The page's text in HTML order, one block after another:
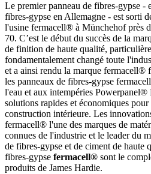
Le premier panneau de fibres-gypse -
fibres-gypse en Allemagne - est sorti
l'usine fermacell® à Münchehof près
70. C’est le début du succès de la
de finition de haute qualité,
fondamentalement changé toute
et a ainsi rendu la marque fermacell®
les panneaux de fibres-gypse
l'eau et aux intempéries Powerpanel®
solutions rapides et économiques
construction intérieure. Les
fermacell® l'une des marques de
connues de l'industrie et le leader du
de fibres-gypse et de ciment de haute
fibres-gypse fermacell® sont le
produits de James Hardie.